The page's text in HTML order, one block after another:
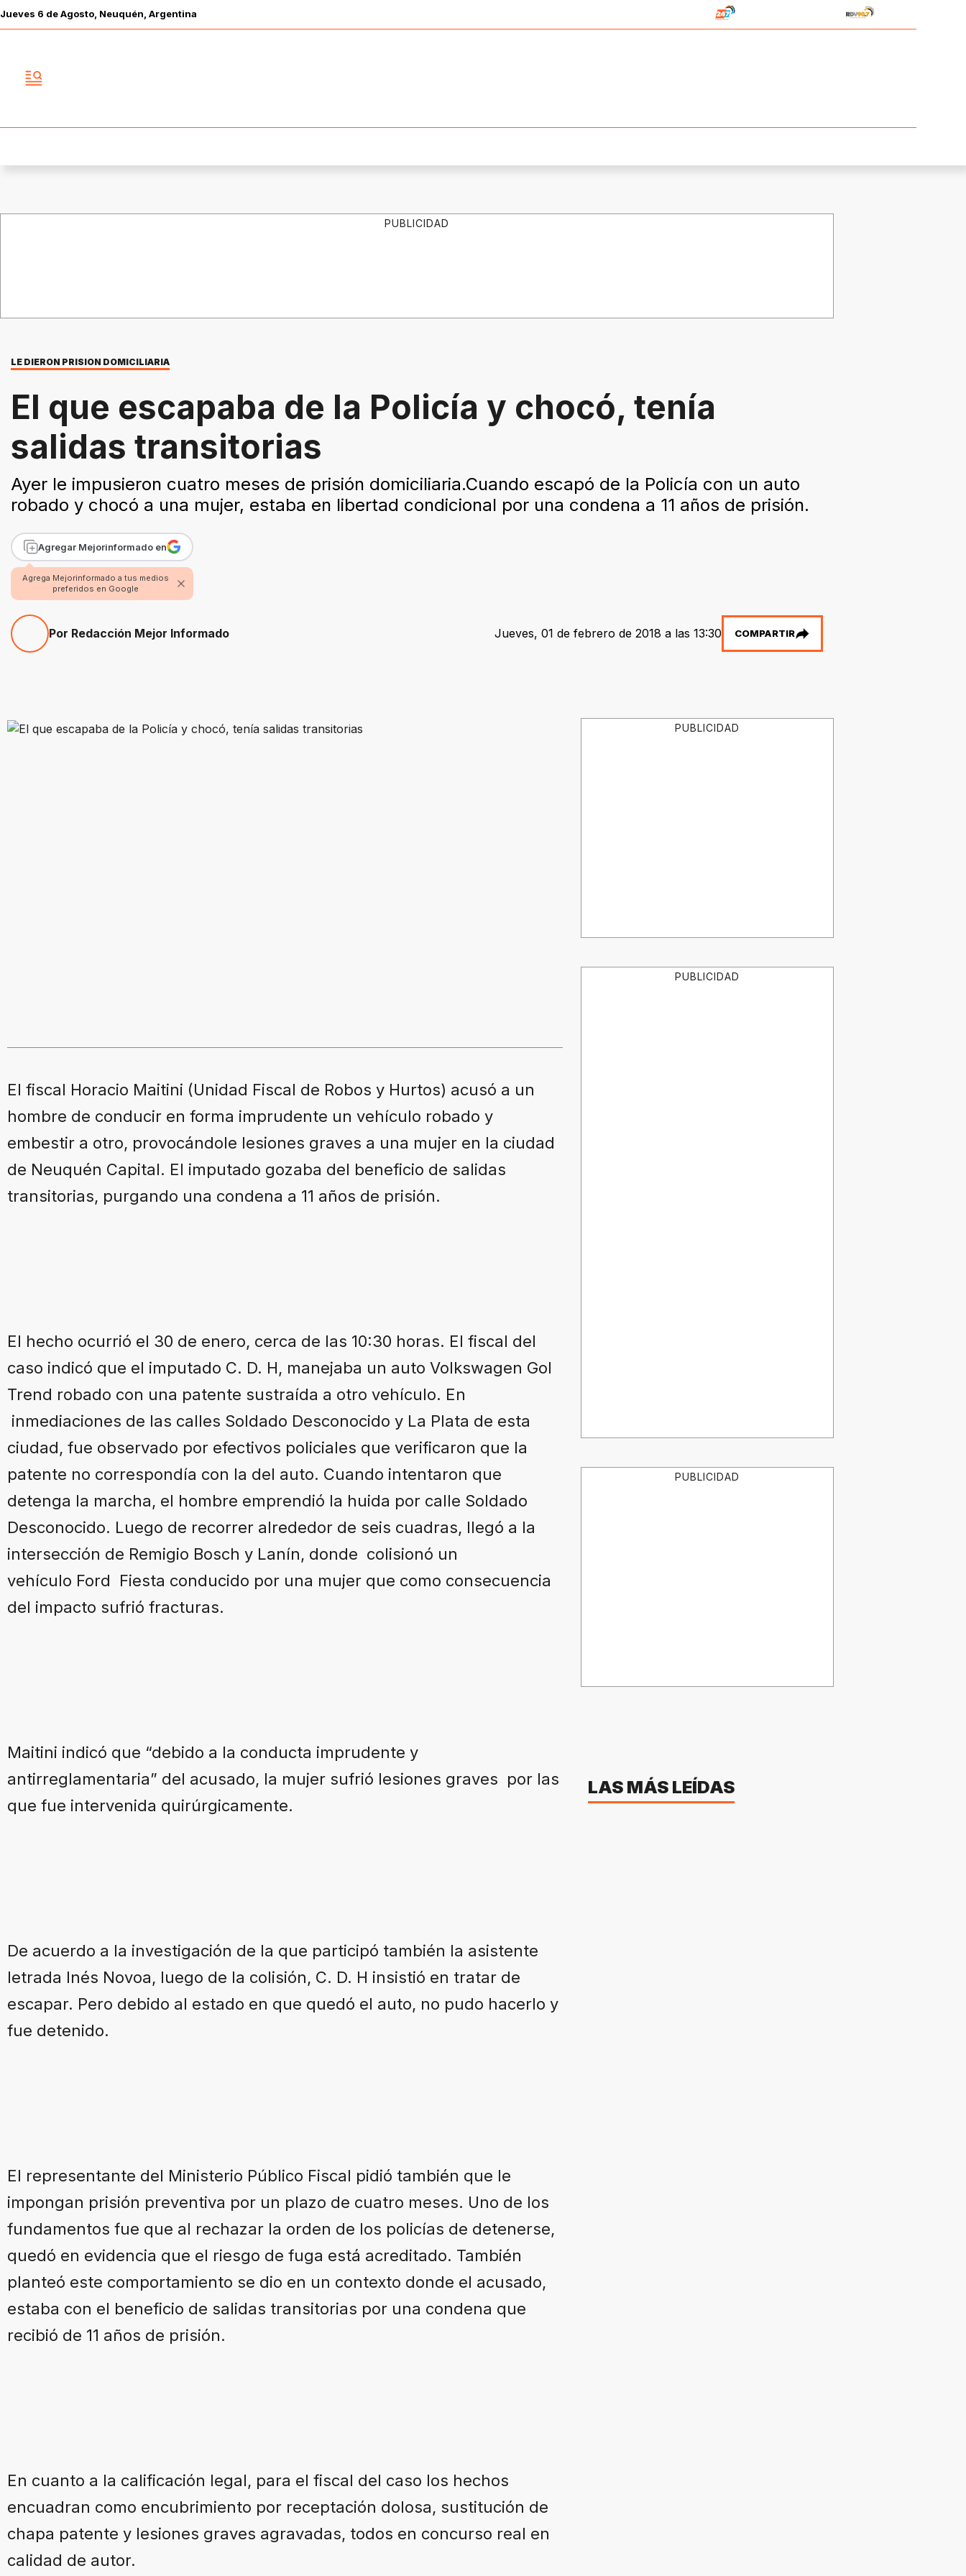
Jueves 6 deAgosto , Neuquén, Argentina
PUBLICIDAD
LE DIERON PRISION DOMICILIARIA
El que escapaba de la Policía y chocó, tenía
salidas transitorias
Ayer le impusieron cuatro meses de prisión domiciliaria.Cuando escapó de la Policía con un auto
robado y chocó a una mujer, estaba en libertad condicional por una condena a 11 años de prisión.
Agregar Mejorinformado en
Agrega Mejorinformado a tus medios
preferidos en Google
Por Redacción Mejor Informado Jueves, 01 de febrero de 2018 a las 13:30 COMPARTIR
El fiscal Horacio Maitini (Unidad Fiscal de Robos y Hurtos) acusó a un
hombre de conducir en forma imprudente un vehículo robado y
embestir a otro, provocándole lesiones graves a una mujer en la ciudad
de Neuquén Capital. El imputado gozaba del beneficio de salidas
transitorias, purgando una condena a 11 años de prisión.
El hecho ocurrió el 30 de enero, cerca de las 10:30 horas. El fiscal del
caso indicó que el imputado C. D. H, manejaba un auto Volkswagen Gol
Trend robado con una patente sustraída a otro vehículo. En
inmediaciones de las calles Soldado Desconocido y La Plata de esta
ciudad, fue observado por efectivos policiales que verificaron que la
patente no correspondía con la del auto. Cuando intentaron que
detenga la marcha, el hombre emprendió la huida por calle Soldado
Desconocido. Luego de recorrer alrededor de seis cuadras, llegó a la
intersección de Remigio Bosch y Lanín, donde colisionó un
vehículo Ford Fiesta conducido por una mujer que como consecuencia
del impacto sufrió fracturas.
Maitini indicó que “debido a la conducta imprudente y
antirreglamentaria” del acusado, la mujer sufrió lesiones graves por las
que fue intervenida quirúrgicamente.
De acuerdo a la investigación de la que participó también la asistente
letrada Inés Novoa, luego de la colisión, C. D. H insistió en tratar de
escapar. Pero debido al estado en que quedó el auto, no pudo hacerlo y
fue detenido.
El representante del Ministerio Público Fiscal pidió también que le
impongan prisión preventiva por un plazo de cuatro meses. Uno de los
fundamentos fue que al rechazar la orden de los policías de detenerse,
quedó en evidencia que el riesgo de fuga está acreditado. También
planteó este comportamiento se dio en un contexto donde el acusado,
estaba con el beneficio de salidas transitorias por una condena que
recibió de 11 años de prisión.
En cuanto a la calificación legal, para el fiscal del caso los hechos
encuadran como encubrimiento por receptación dolosa, sustitución de
chapa patente y lesiones graves agravadas, todos en concurso real en
calidad de autor.
PUBLICIDAD
PUBLICIDAD
PUBLICIDAD
LAS MÁS LEÍDAS